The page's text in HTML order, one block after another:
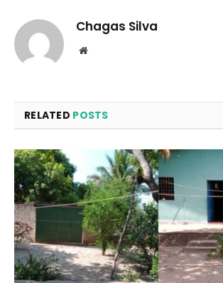
Chagas Silva
Website
RELATED POSTS